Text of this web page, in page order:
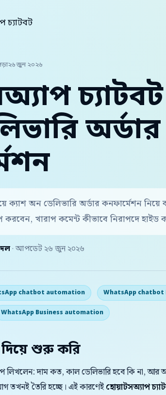
চ্যাটবট
২৬ জুন ২০২৬
অর্ডার
ক্যাশ অন ডেলিভারি অর্ডার কনফার্মেশন
খারাপ কমেন্ট কীভাবে নিরাপদে হাইড
· আপডেট ২৬ জুন ২০২৬
chatbot automation WhatsApp chatbot
WhatsApp Business automation
দিয়ে শুরু করি
লিখলেন: দাম কত, কাল ডেলিভারি হবে কি না, আর
তখনই তৈরি হচ্ছে। এই কারণেইহোয়াটসঅ্যাপ